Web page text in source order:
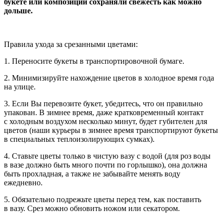
дольше.
Правила ухода за срезанными цветами:
1. Переносите букеты в транспортировочной бумаге.
2. Минимизируйте нахождение цветов в холодное время года
на улице.
3. Если Вы перевозите букет, убедитесь, что он правильно
упакован. В зимнее время, даже кратковременный контакт
с холодным воздухом несколько минут, будет губителен для
цветов (наши курьеры в зимнее время транспортируют букеты
в специальных теплоизолирующих сумках).
4. Ставьте цветы только в чистую вазу с водой (для роз воды
в вазе должно быть много почти по горлышко), она должна
быть прохладная, а также не забывайте менять воду
ежедневно.
5. Обязательно подрежьте цветы перед тем, как поставить
в вазу. Срез можно обновить ножом или секатором.